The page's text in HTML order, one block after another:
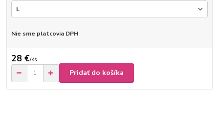
Nie sme platcovia DPH
28 €/ks
Pridať do košíka